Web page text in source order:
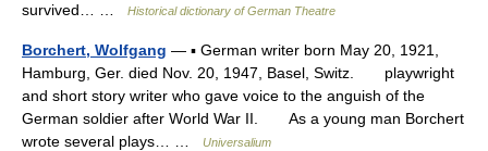
survived… …
Historical dictionary of German Theatre
Borchert, Wolfgang — ▪ German writer born May 20, 1921,
Hamburg, Ger. died Nov. 20, 1947, Basel, Switz. playwright
and short story writer who gave voice to the anguish of the
German soldier after World War II. As a young man Borchert
wrote several plays… …
Universalium